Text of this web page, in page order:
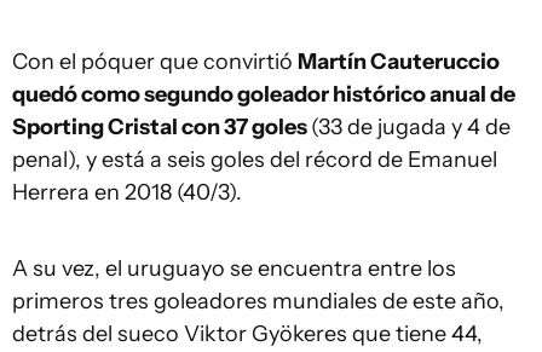
Con el póquer que convirtió Martín Cauteruccio
quedó como segundo goleador histórico anual de
Sporting Cristal con 37 goles(33 de jugada y 4 de
penal), y está a seis goles del récord de Emanuel
Herrera en 2018 (40/3).
A su vez, el uruguayo se encuentra entre los
primeros tres goleadores mundiales de este año,
detrás del sueco Viktor Gyökeres que tiene 44,